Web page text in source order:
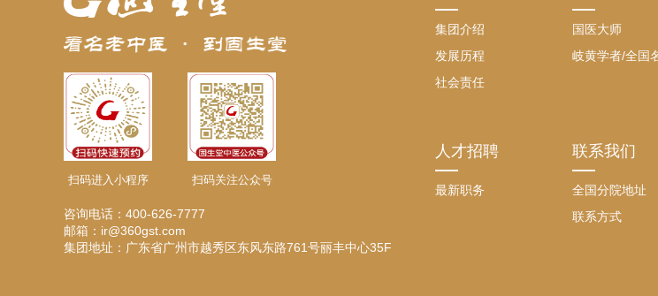
扫码进入小程序 扫码关注公众号
咨询电话：400-626-7777
邮箱：ir@360gst.com
集团地址：广东省广州市越秀区东风东路761号丽丰中心35F
集团介绍
发展历程
社会责任
国医大师
岐黄学者/全国
人才招聘
最新职务
联系我们
全国分院地址
联系方式